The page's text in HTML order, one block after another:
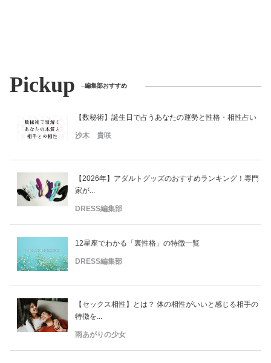
Pickup 編集部おすすめ
【数秘術】誕生日で占うあなたの運勢と性格・相性占い
沙木 貴咲
【2026年】アダルトグッズのおすすめランキング！専門
家が...
DRESS編集部
12星座でわかる「裏性格」の特徴一覧
DRESS編集部
【セックス相性】とは？ 体の相性がいいと感じる相手の
特徴を...
雨あがりの少女